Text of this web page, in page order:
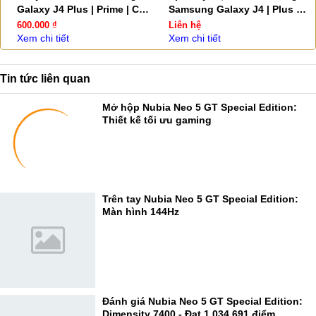
Galaxy J4 Plus | Prime | Core
| Pro
600.000 ₫
Xem chi tiết
Samsung Galaxy J4 | Plus |
Prime | Core
Liên hệ
Xem chi tiết
Tin tức liên quan
Mở hộp Nubia Neo 5 GT Special Edition:
Thiết kế tối ưu gaming
Trên tay Nubia Neo 5 GT Special Edition:
Màn hình 144Hz
Đánh giá Nubia Neo 5 GT Special Edition: